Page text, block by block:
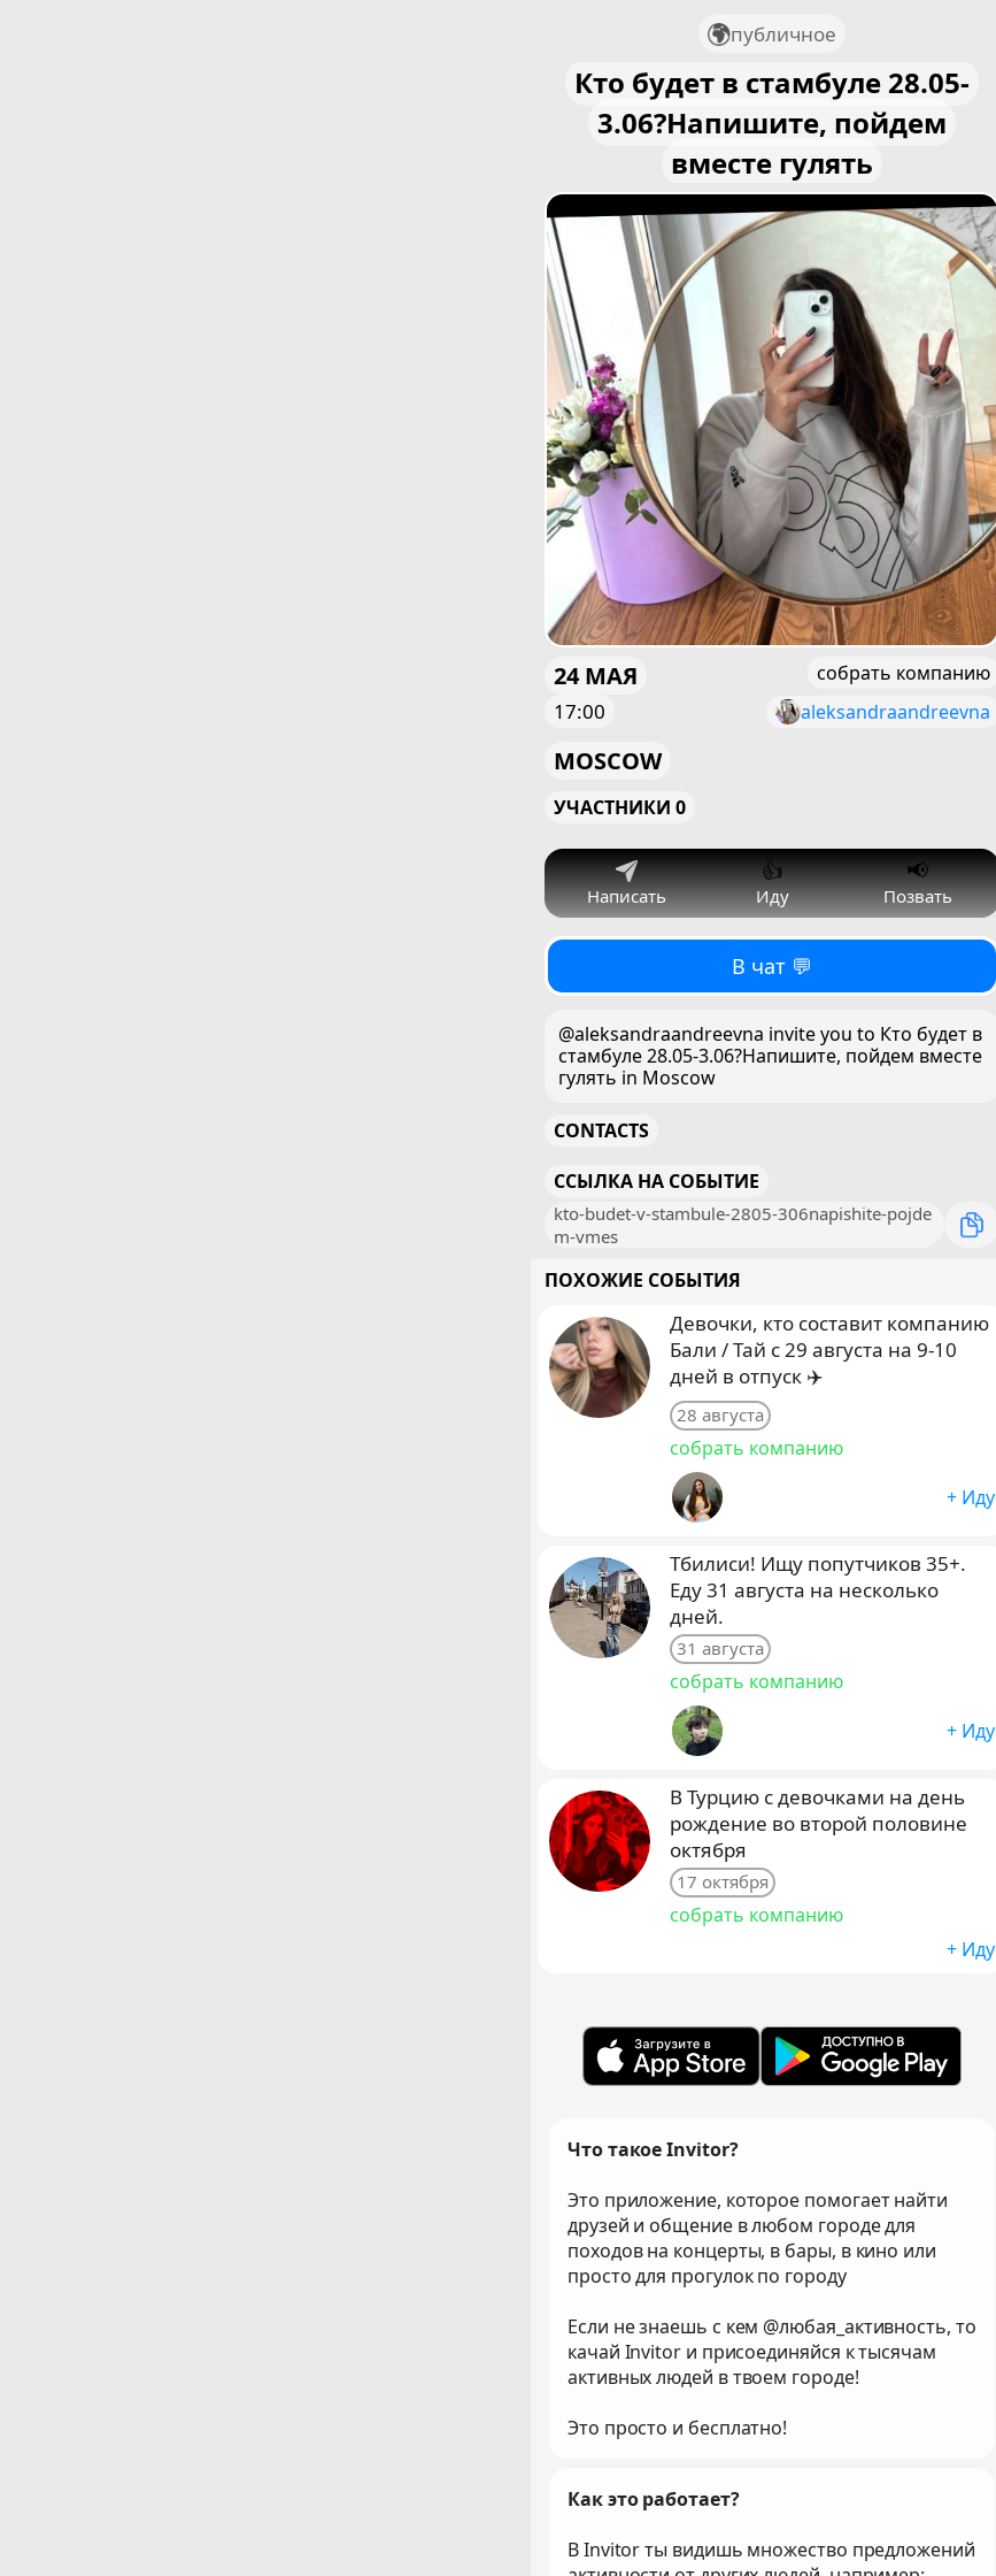
публичное
Кто будет в стамбуле 28.05-
3.06?Напишите, пойдем
вместе гулять
24 МАЯ
17:00
собрать компанию
aleksandraandreevna
MOSCOW
УЧАСТНИКИ 0
Написать
👍
Иду
📢
Позвать
В чат 💬
@aleksandraandreevna invite you to Кто будет в
стамбуле 28.05-3.06?Напишите, пойдем вместе
гулять in Moscow
CONTACTS
ССЫЛКА НА СОБЫТИЕ
kto-budet-v-stambule-2805-306napishite-pojde
m-vmes
ПОХОЖИЕ СОБЫТИЯ
Девочки, кто составит компанию
Бали / Тай с 29 августа на 9-10
дней в отпуск ✈️
28 августа
собрать компанию
+ Иду
Тбилиси! Ищу попутчиков 35+.
Еду 31 августа на несколько
дней.
31 августа
собрать компанию
+ Иду
В Турцию с девочками на день
рождение во второй половине
октября
17 октября
собрать компанию
+ Иду
Что такое Invitor?
Это приложение, которое помогает найти
друзей и общение в любом городе для
походов на концерты, в бары, в кино или
просто для прогулок по городу
Если не знаешь с кем @любая_активность, то
качай Invitor и присоединяйся к тысячам
активных людей в твоем городе!
Это просто и бесплатно!
Как это работает?
В Invitor ты видишь множество предложений